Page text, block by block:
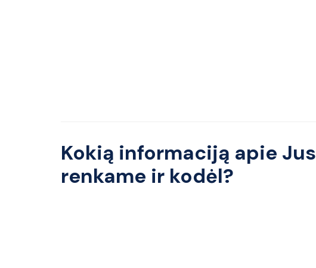
Kokią informaciją apie Jus
renkame ir kodėl?